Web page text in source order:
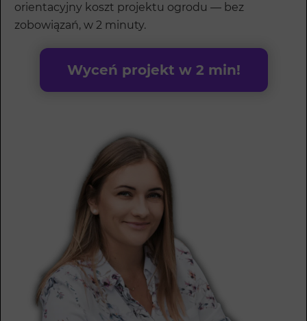
orientacyjny koszt projektu ogrodu — bez
zobowiązań, w 2 minuty.
Wyceń projekt w 2 min!